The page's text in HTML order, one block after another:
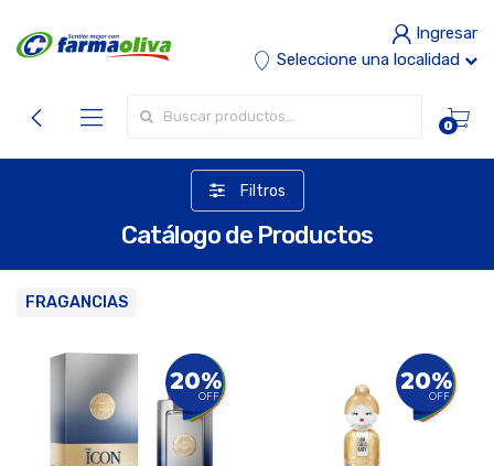
Ingresar
Seleccione una localidad
0
Filtros
Catálogo de Productos
FRAGANCIAS
20%
OFF
20%
OFF